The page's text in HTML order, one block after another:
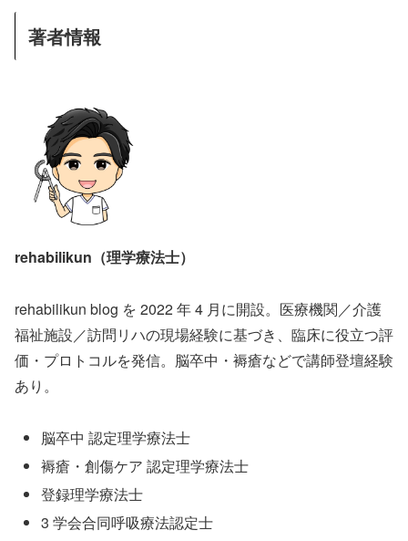
著者情報
rehabilikun（理学療法士）
rehabilikun blog を 2022 年 4 月に開設。医療機関／介護
福祉施設／訪問リハの現場経験に基づき、臨床に役立つ評
価・プロトコルを発信。脳卒中・褥瘡などで講師登壇経験
あり。
脳卒中 認定理学療法士
褥瘡・創傷ケア 認定理学療法士
登録理学療法士
3 学会合同呼吸療法認定士